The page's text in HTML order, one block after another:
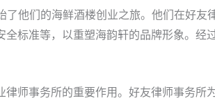
了他们的海鲜酒楼创业之旅。他们在好友
标准等，以重塑海韵轩的品牌形象。经
师事务所的重要作用。好友律师事务所